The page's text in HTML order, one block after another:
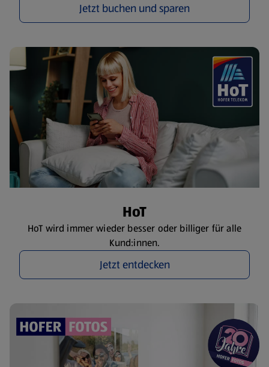
Jetzt buchen und sparen
HoT
HoT wird immer wieder besser oder billiger für alle
Kund:innen.
Jetzt entdecken